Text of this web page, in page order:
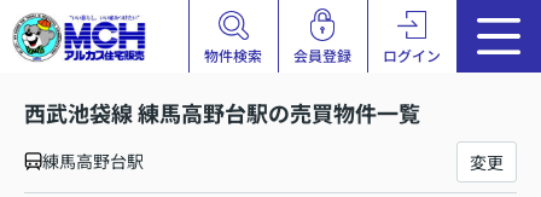
物件検索 会員登録 ログイン
西武池袋線 練馬高野台駅の売買物件一覧
練馬高野台駅 変更